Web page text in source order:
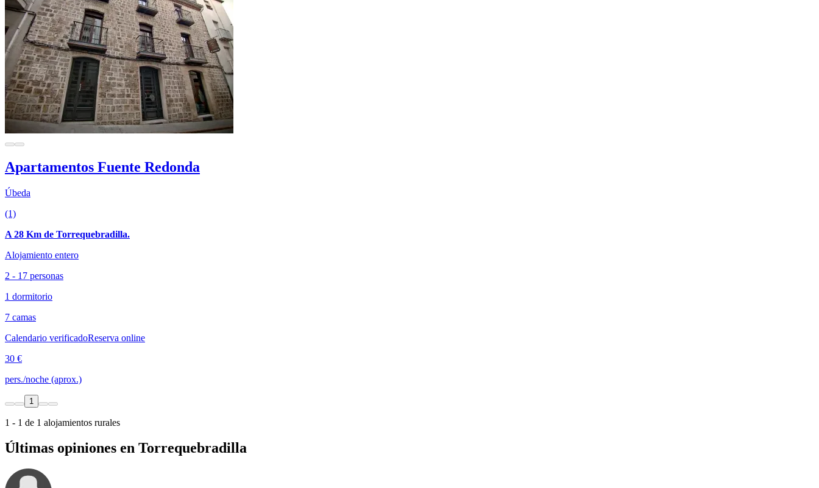
Apartamentos Fuente Redonda
Úbeda
(1)
A 28 Km de Torrequebradilla.
Alojamiento entero
2 - 17 personas
1 dormitorio
7 camas
Calendario verificadoReserva online
30 €
pers./noche (aprox.)
1
1 - 1 de 1 alojamientos rurales
Últimas opiniones en Torrequebradilla